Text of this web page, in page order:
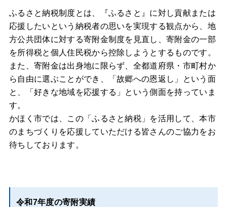
ふるさと納税制度とは、『ふるさと』に対し貢献または
応援したいという納税者の思いを実現する観点から、地
方公共団体に対する寄附金制度を見直し、寄附金の一部
を所得税と個人住民税から控除しようとするものです。
また、寄附金は出身地に限らず、全都道府県・市町村か
ら自由に選ぶことができ、「故郷への恩返し」という面
と、「好きな地域を応援する」という側面を持っていま
す。
かほく市では、この「ふるさと納税」を活用して、本市
のまちづくりを応援していただける皆さんのご協力をお
待ちしております。
令和7年度の寄附実績